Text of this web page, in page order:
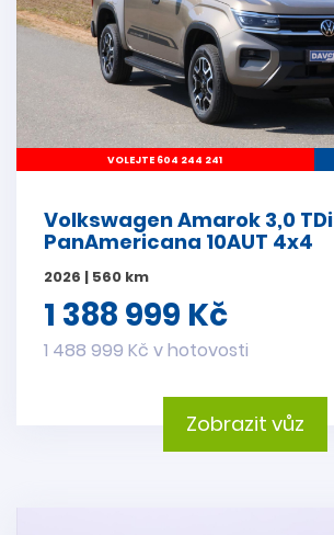
VOLEJTE 604 244 241
Volkswagen Amarok 3,0 TDi
PanAmericana 10AUT 4x4
2026 | 560 km
1 388 999 Kč
1 488 999 Kč v hotovosti
Zobrazit vůz